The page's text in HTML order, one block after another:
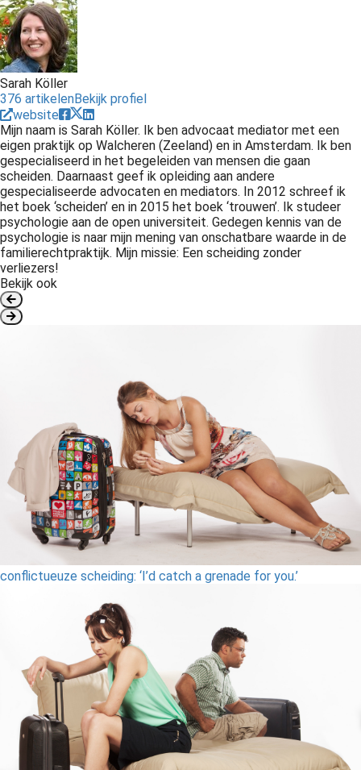
Sarah Köller
376 artikelenBekijk profiel
website
Mijn naam is Sarah Köller. Ik ben advocaat mediator met een
eigen praktijk op Walcheren (Zeeland) en in Amsterdam. Ik ben
gespecialiseerd in het begeleiden van mensen die gaan
scheiden. Daarnaast geef ik opleiding aan andere
gespecialiseerde advocaten en mediators. In 2012 schreef ik
het boek ‘scheiden’ en in 2015 het boek ‘trouwen’. Ik studeer
psychologie aan de open universiteit. Gedegen kennis van de
psychologie is naar mijn mening van onschatbare waarde in de
familierechtpraktijk. Mijn missie: Een scheiding zonder
verliezers!
Bekijk ook
conflictueuze scheiding: ‘I’d catch a grenade for you.’